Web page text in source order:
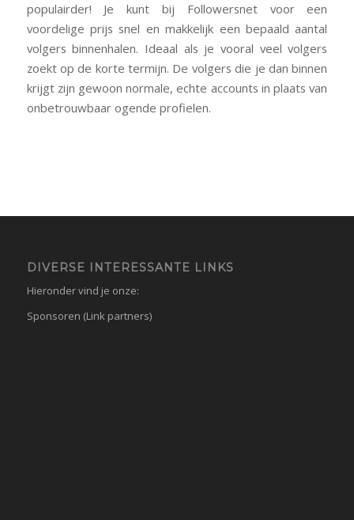
populairder! Je kunt bij Followersnet voor een
voordelige prijs snel en makkelijk een bepaald aantal
volgers binnenhalen. Ideaal als je vooral veel volgers
zoekt op de korte termijn. De volgers die je dan binnen
krijgt zijn gewoon normale, echte accounts in plaats van
onbetrouwbaar ogende profielen.
DIVERSE INTERESSANTE LINKS
Hieronder vind je onze:
Sponsoren (Link partners)